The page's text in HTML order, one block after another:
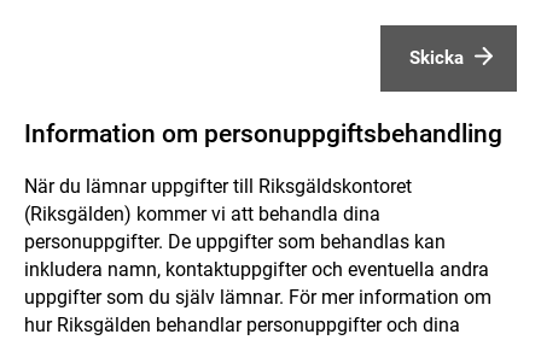
Skicka
Information om personuppgiftsbehandling
När du lämnar uppgifter till Riksgäldskontoret
(Riksgälden) kommer vi att behandla dina
personuppgifter. De uppgifter som behandlas kan
inkludera namn, kontaktuppgifter och eventuella andra
uppgifter som du själv lämnar. För mer information om
hur Riksgälden behandlar personuppgifter och dina